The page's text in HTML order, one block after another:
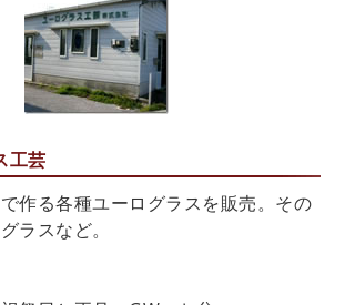
工芸
作る各種ユーログラスを販売。その
ラスなど。